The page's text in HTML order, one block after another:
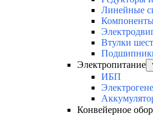
Линейные
Втулки
Электропитание
ИБП
Конвейерное